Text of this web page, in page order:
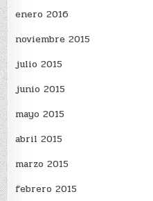
enero 2016
noviembre 2015
julio 2015
junio 2015
mayo 2015
abril 2015
marzo 2015
febrero 2015